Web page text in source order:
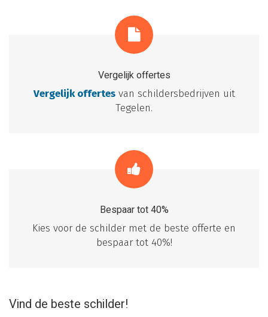
Vergelijk offertes
Vergelijk offertesvan schildersbedrijven uit
Tegelen.
Bespaar tot 40%
Kies voor de schilder met de beste offerte en
bespaar tot 40%!
Vind de beste schilder!